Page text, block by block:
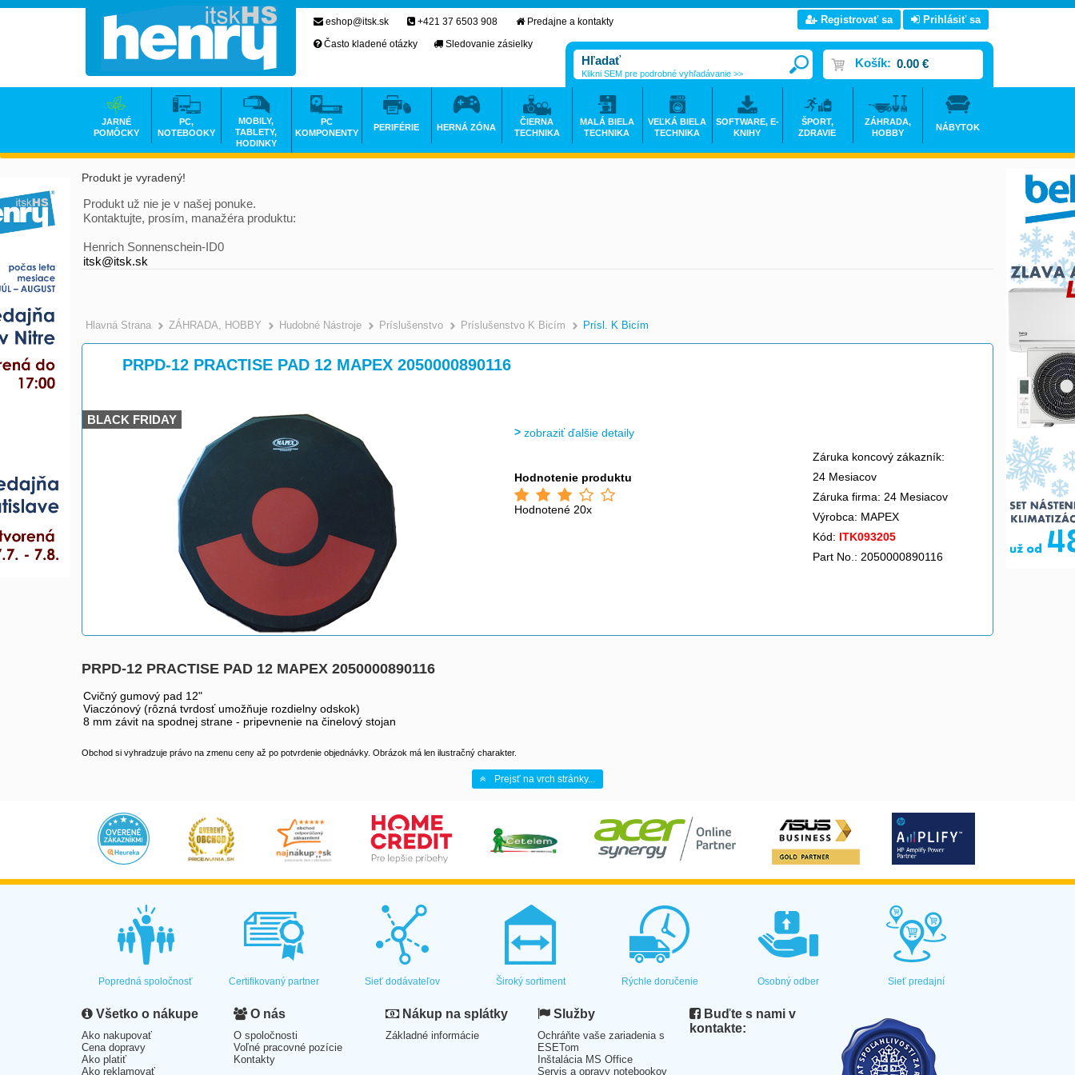
Produkt je vyradený!
Produkt už nie je v našej ponuke.
Kontaktujte, prosím, manažéra produktu:
Henrich Sonnenschein-ID0
itsk@itsk.sk
Hlavná Strana >
ZÁHRADA, HOBBY >
Hudobné Nástroje >
Príslušenstvo >
Príslušenstvo K Bicím >
Prísl. K Bicím
PRPD-12 PRACTISE PAD 12 MAPEX 2050000890116
BLACK FRIDAY
zobraziť ďalšie detaily
Hodnotenie produktu
Hodnotené 20x
Záruka koncový zákazník:
24 Mesiacov
Záruka firma: 24 Mesiacov
Výrobca: MAPEX
Kód: ITK093205
Part No.: 2050000890116
PRPD-12 PRACTISE PAD 12 MAPEX 2050000890116
Cvičný gumový pad 12"
Viaczónový (rôzná tvrdosť umožňuje rozdielny odskok)
8 mm závit na spodnej strane - pripevnenie na činelový stojan
Obchod si vyhradzuje právo na zmenu ceny až po potvrdenie objednávky. Obrázok má len ilustračný charakter.
Prejsť na vrch stránky...
eshop@itsk.sk +421 37 6503 908
Predajne a kontakty
Často kladené otázky
Sledovanie zásielky
Registrovať sa Prihlásiť sa
Košík: 0.00 €
Klikni SEM pre podrobné vyhľadávanie >>
JARNÉ
POMÔCKY
PC,
NOTEBOOKY
MOBILY,
TABLETY,
HODINKY
PC
KOMPONENTY
PERIFÉRIE HERNÁ ZÓNA
ČIERNA
TECHNIKA
MALÁ BIELA
TECHNIKA
VEĽKÁ BIELA
TECHNIKA
SOFTWARE, E-
KNIHY
ŠPORT,
ZDRAVIE
ZÁHRADA,
HOBBY
NÁBYTOK
Popredná spoločnosť Certifikovaný partner Sieť dodávateľov Široký sortiment Rýchle doručenie Osobný odber Sieť predajní
Všetko o nákupe
Ako nakupovať
Cena dopravy
Ako platiť
Ako reklamovať
O nás
O spoločnosti
Voľné pracovné pozície
Kontakty
Nákup na splátky
Základné informácie
Služby
Ochráňte vaše zariadenia s
ESETom
Inštalácia MS Office
Servis a opravy notebookov
Buďte s nami v
kontakte: